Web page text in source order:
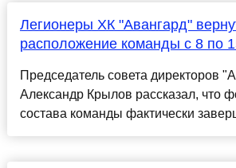
Легионеры ХК "Авангард"
расположение команды с 8 по
Председатель совета директоров
Александр Крылов рассказал, что
состава команды фактически